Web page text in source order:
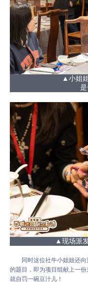
▲小姐
是
▲现场派
同时这位社牛小姐姐还向
的题目，即为项目组献上一
就自罚一碗豆汁儿！